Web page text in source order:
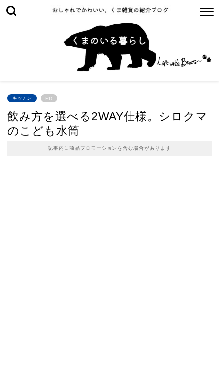
キッチン PR
飲み方を選べる2WAY仕様。シロクマ
のこども水筒
記事内に商品プロモーションを含む場合があります